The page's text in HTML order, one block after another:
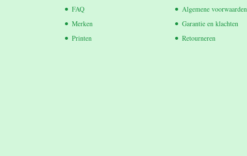
FAQ
Merken
Printen
Algemene voorwaarden
Garantie en klachten
Retourneren